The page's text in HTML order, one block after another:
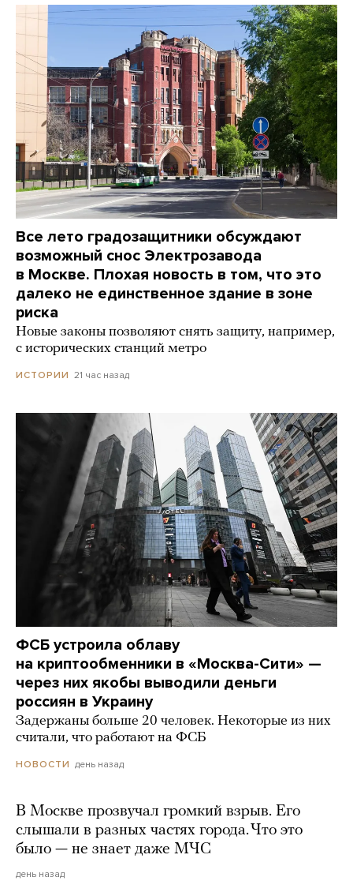
Все лето градозащитники обсуждают
возможный снос Электрозавода
в Москве. Плохая новость в том, что это
далеко не единственное здание в зоне
риска
Новые законы позволяют снять защиту, например,
с исторических станций метро
ИСТОРИИ 21 час назад
ФСБ устроила облаву
на криптообменники в «Москва-Сити» —
через них якобы выводили деньги
россиян в Украину
Задержаны больше 20 человек. Некоторые из них
считали, что работают на ФСБ
НОВОСТИ день назад
В Москве прозвучал громкий взрыв. Его
слышали в разных частях города. Что это
было — не знает даже МЧС
день назад